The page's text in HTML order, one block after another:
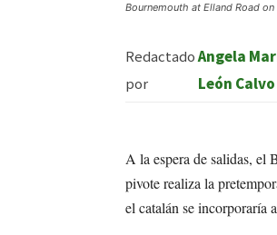
Bournemouth at Elland Road
Redactado
por
Angela
León Calvo
A la espera de salidas, el
pivote realiza la
el catalán se incorporaría